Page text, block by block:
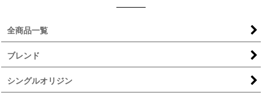
全商品一覧
ブレンド
シングルオリジン